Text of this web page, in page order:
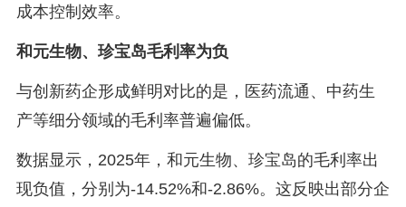
成本控制效率。
和元生物、珍宝岛毛利率为负
与创新药企形成鲜明对比的是，医药流通、中药生
产等细分领域的毛利率普遍偏低。
数据显示，2025年，和元生物、珍宝岛的毛利率出
现负值，分别为-14.52%和-2.86%。这反映出部分企